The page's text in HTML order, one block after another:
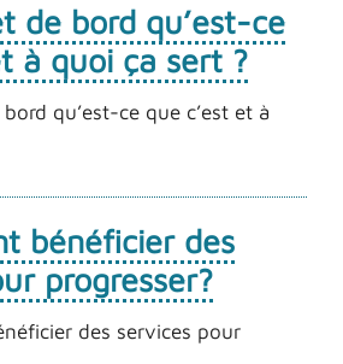
de bord qu’est-ce
à quoi ça sert ?
qu’est-ce que c’est et à
bénéficier des
progresser?
des services pour